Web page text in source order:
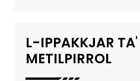
L-IPPAKKJAR
METILPIRROL